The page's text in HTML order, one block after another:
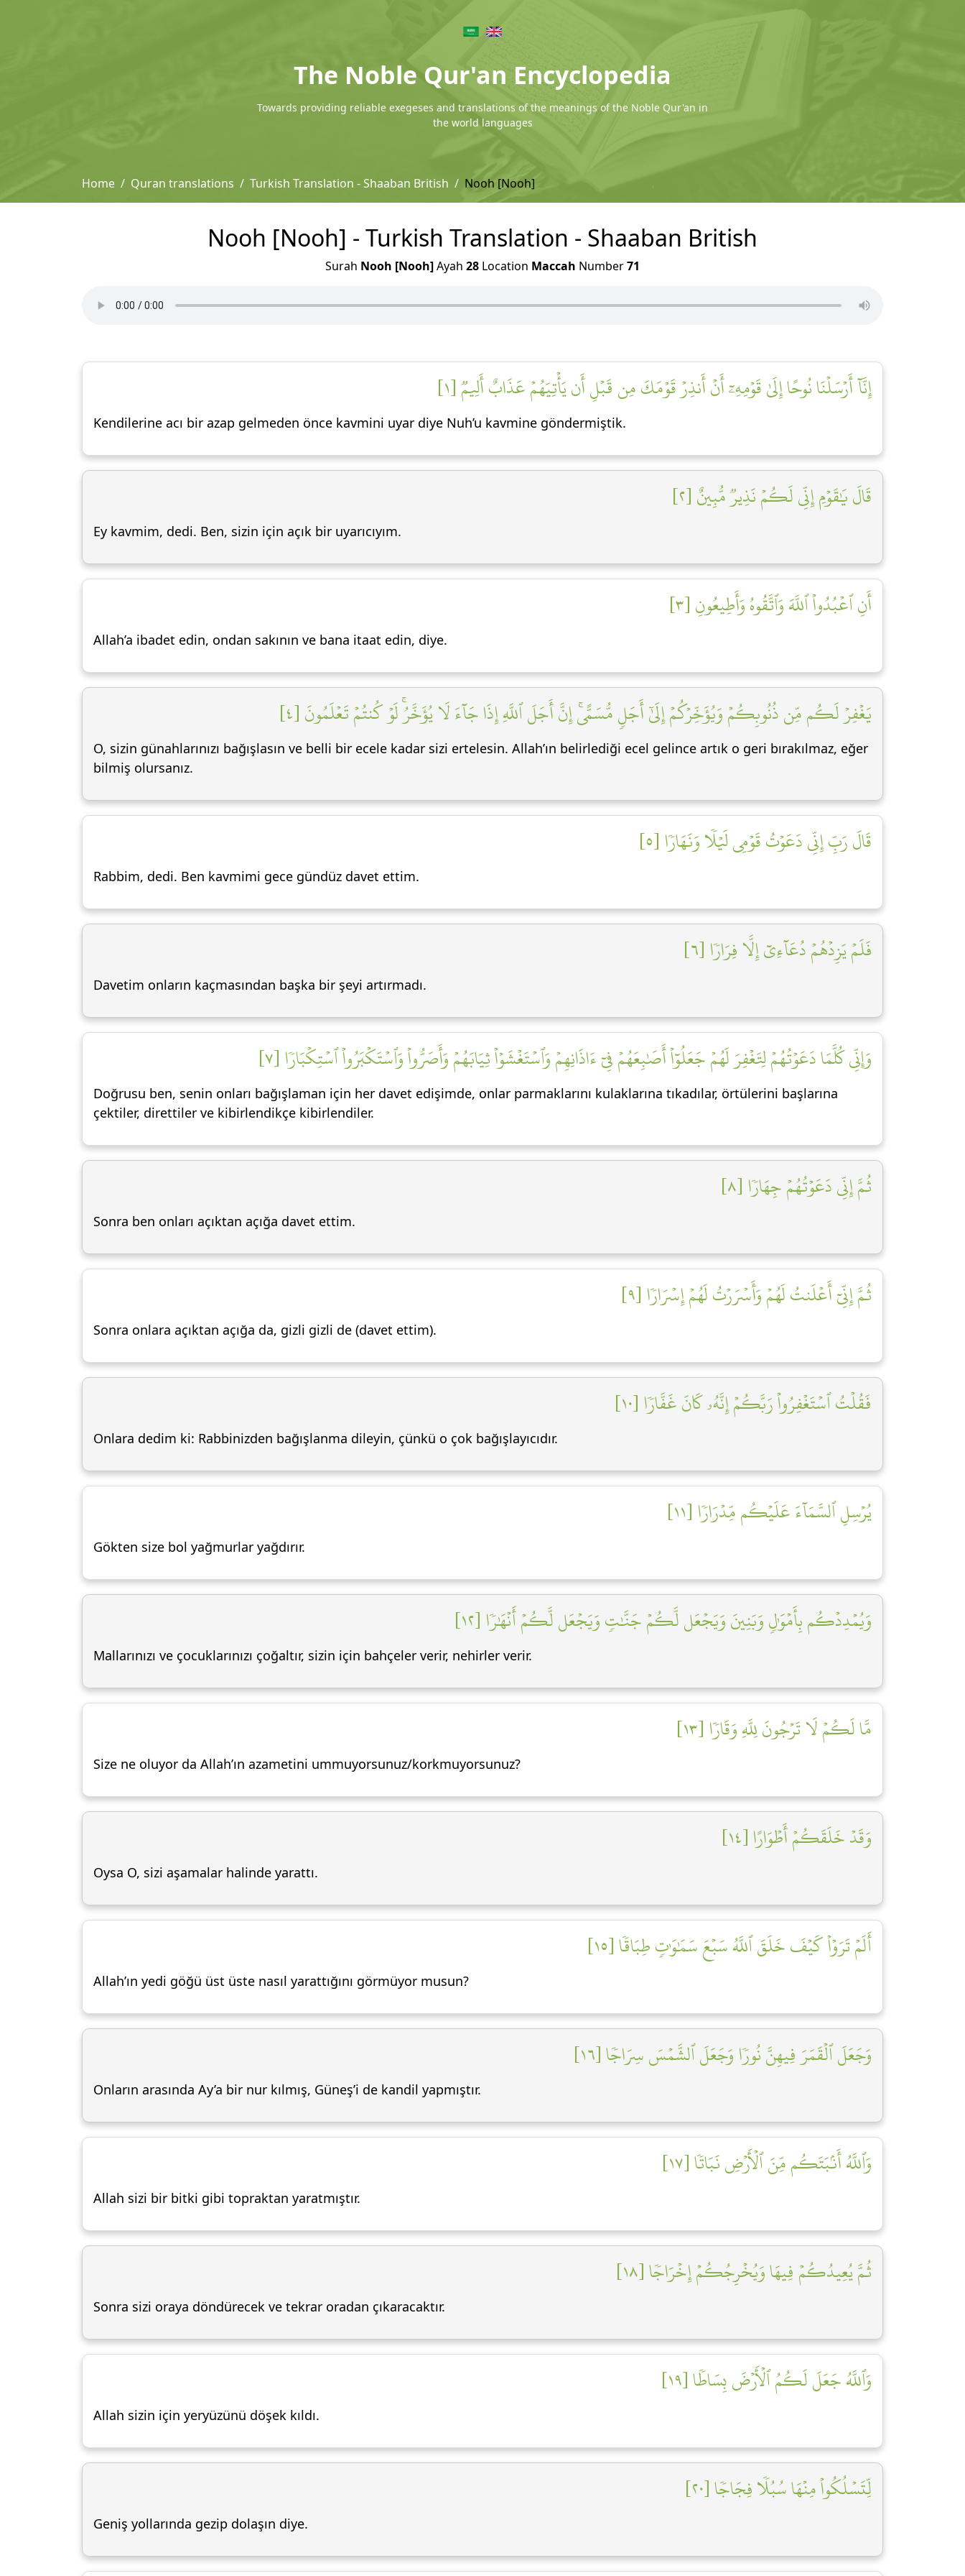
The Noble Qur'an Encyclopedia
Towards providing reliable exegeses and translations of the meanings of the Noble Qur'an in
the world languages
Home Quran translations Turkish Translation - Shaaban British Nooh [Nooh]
Nooh [Nooh] - Turkish Translation - Shaaban British
Surah Nooh [Nooh]Ayah 28 Location Maccah Number71
إِنَّآ أَرۡسَلۡنَا نُوحًا إِلَىٰ قَوۡمِهِۦٓ أَنۡ أَنذِرۡ قَوۡمَكَ مِن قَبۡلِ أَن يَأۡتِيَهُمۡ عَذَابٌ أَلِيمٞ [١]
Kendilerine acı bir azap gelmeden önce kavmini uyar diye Nuh’u kavmine göndermiştik.
قَالَ يَٰقَوۡمِ إِنِّي لَكُمۡ نَذِيرٞ مُّبِينٌ [٢]
Ey kavmim, dedi. Ben, sizin için açık bir uyarıcıyım.
أَنِ ٱعۡبُدُواْ ٱللَّهَ وَٱتَّقُوهُ وَأَطِيعُونِ [٣]
Allah’a ibadet edin, ondan sakının ve bana itaat edin, diye.
يَغۡفِرۡ لَكُم مِّن ذُنُوبِكُمۡ وَيُؤَخِّرۡكُمۡ إِلَىٰٓ أَجَلٖ مُّسَمًّىۚ إِنَّ أَجَلَ ٱللَّهِ إِذَا جَآءَ لَا يُؤَخَّرُۚ لَوۡ كُنتُمۡ تَعۡلَمُونَ [٤]
O, sizin günahlarınızı bağışlasın ve belli bir ecele kadar sizi ertelesin. Allah’ın belirlediği ecel gelince artık o geri bırakılmaz, eğer
bilmiş olursanız.
قَالَ رَبِّ إِنِّي دَعَوۡتُ قَوۡمِي لَيۡلٗا وَنَهَارٗا [٥]
Rabbim, dedi. Ben kavmimi gece gündüz davet ettim.
فَلَمۡ يَزِدۡهُمۡ دُعَآءِيٓ إِلَّا فِرَارٗا [٦]
Davetim onların kaçmasından başka bir şeyi artırmadı.
وَإِنِّي كُلَّمَا دَعَوۡتُهُمۡ لِتَغۡفِرَ لَهُمۡ جَعَلُوٓاْ أَصَٰبِعَهُمۡ فِيٓ ءَاذَانِهِمۡ وَٱسۡتَغۡشَوۡاْ ثِيَابَهُمۡ وَأَصَرُّواْ وَٱسۡتَكۡبَرُواْ ٱسۡتِكۡبَارٗا [٧]
Doğrusu ben, senin onları bağışlaman için her davet edişimde, onlar parmaklarını kulaklarına tıkadılar, örtülerini başlarına
çektiler, direttiler ve kibirlendikçe kibirlendiler.
ثُمَّ إِنِّي دَعَوۡتُهُمۡ جِهَارٗا [٨]
Sonra ben onları açıktan açığa davet ettim.
ثُمَّ إِنِّيٓ أَعۡلَنتُ لَهُمۡ وَأَسۡرَرۡتُ لَهُمۡ إِسۡرَارٗا [٩]
Sonra onlara açıktan açığa da, gizli gizli de (davet ettim).
فَقُلۡتُ ٱسۡتَغۡفِرُواْ رَبَّكُمۡ إِنَّهُۥ كَانَ غَفَّارٗا [١٠]
Onlara dedim ki: Rabbinizden bağışlanma dileyin, çünkü o çok bağışlayıcıdır.
يُرۡسِلِ ٱلسَّمَآءَ عَلَيۡكُم مِّدۡرَارٗا [١١]
Gökten size bol yağmurlar yağdırır.
وَيُمۡدِدۡكُم بِأَمۡوَٰلٖ وَبَنِينَ وَيَجۡعَل لَّكُمۡ جَنَّٰتٖ وَيَجۡعَل لَّكُمۡ أَنۡهَٰرٗا [١٢]
Mallarınızı ve çocuklarınızı çoğaltır, sizin için bahçeler verir, nehirler verir.
مَّا لَكُمۡ لَا تَرۡجُونَ لِلَّهِ وَقَارٗا [١٣]
Size ne oluyor da Allah’ın azametini ummuyorsunuz/korkmuyorsunuz?
وَقَدۡ خَلَقَكُمۡ أَطۡوَارًا [١٤]
Oysa O, sizi aşamalar halinde yarattı.
أَلَمۡ تَرَوۡاْ كَيۡفَ خَلَقَ ٱللَّهُ سَبۡعَ سَمَٰوَٰتٖ طِبَاقٗا [١٥]
Allah’ın yedi göğü üst üste nasıl yarattığını görmüyor musun?
وَجَعَلَ ٱلۡقَمَرَ فِيهِنَّ نُورٗا وَجَعَلَ ٱلشَّمۡسَ سِرَاجٗا [١٦]
Onların arasında Ay’a bir nur kılmış, Güneş’i de kandil yapmıştır.
وَٱللَّهُ أَنۢبَتَكُم مِّنَ ٱلۡأَرۡضِ نَبَاتٗا [١٧]
Allah sizi bir bitki gibi topraktan yaratmıştır.
ثُمَّ يُعِيدُكُمۡ فِيهَا وَيُخۡرِجُكُمۡ إِخۡرَاجٗا [١٨]
Sonra sizi oraya döndürecek ve tekrar oradan çıkaracaktır.
وَٱللَّهُ جَعَلَ لَكُمُ ٱلۡأَرۡضَ بِسَاطٗا [١٩]
Allah sizin için yeryüzünü döşek kıldı.
لِّتَسۡلُكُواْ مِنۡهَا سُبُلٗا فِجَاجٗا [٢٠]
Geniş yollarında gezip dolaşın diye.